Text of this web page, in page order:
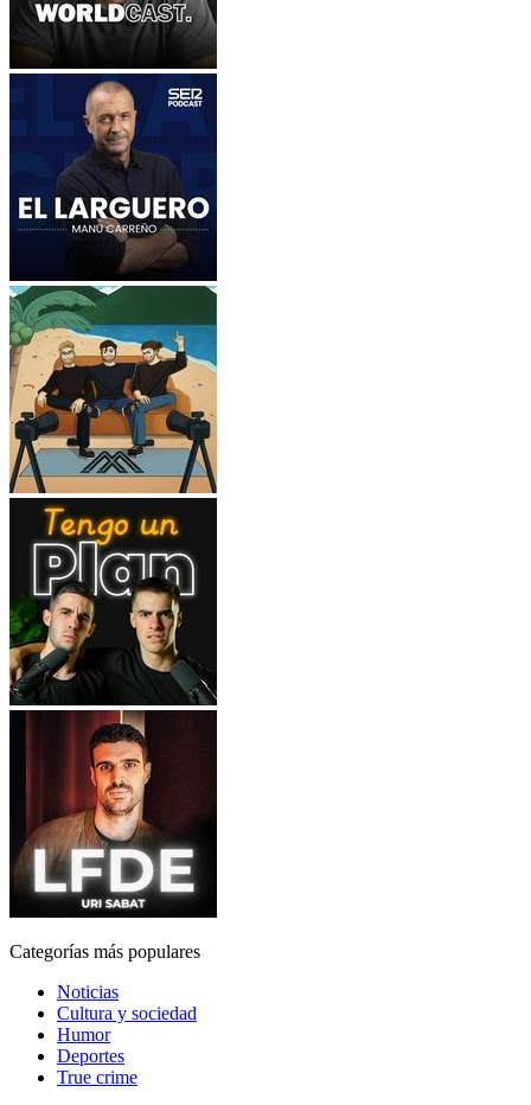
Categorías más populares
Noticias
Cultura y sociedad
Humor
Deportes
True crime